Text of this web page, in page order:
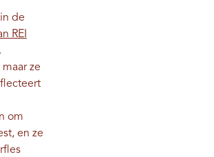
de
REI
ze
om
en ze